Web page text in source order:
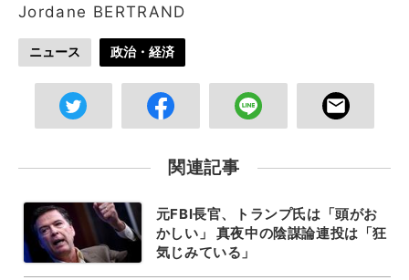
Jordane BERTRAND
ニュース 政治・経済
関連記事
元FBI長官、トランプ氏は「頭がお
かしい」 真夜中の陰謀論連投は「狂
気じみている」